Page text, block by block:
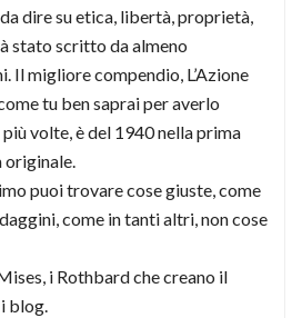
dire su etica, libertà, proprietà,
stato scritto da almeno
Il migliore compendio, L’Azione
tu ben saprai per averlo
volte, è del 1940 nella prima
originale.
puoi trovare cose giuste, come
come in tanti altri, non cose
i Rothbard che creano il
blog.